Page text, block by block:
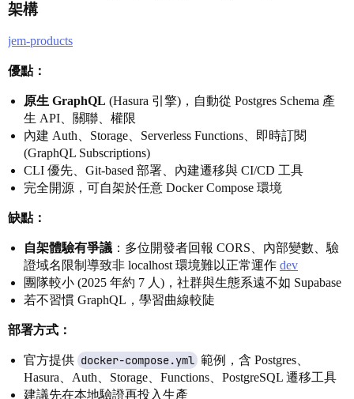
架構
jem-products
優點：
原生 GraphQL (Hasura 引擎)，自動從 Postgres Schema 產
生 API、關聯、權限
內建 Auth、Storage、Serverless Functions、即時訂閱
(GraphQL Subscriptions)
CLI 優先、Git-based 部署、內建遷移與 CI/CD 工具
完全開源，可自架於任意 Docker Compose 環境
缺點：
自架體驗有爭議 ：多位開發者回報 CORS、內部變數、驗
證域名限制導致非 localhost 環境難以正常運作 dev
團隊較小 (2025 年約 7 人)，社群與生態系遠不如 Supabase
若不習慣 GraphQL，學習曲線較陡
部署方式：
官方提供 docker-compose.yml 範例，含 Postgres、
Hasura、Auth、Storage、Functions、PostgreSQL 遷移工具
建議先在本地驗證再投入生產